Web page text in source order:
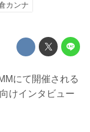
カンナ
にて開催される
けインタビュー